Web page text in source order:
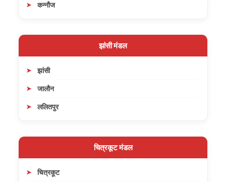
कन्नौज
झांसी मंडल
झांसी
जालौन
ललितपुर
चित्रकूट मंडल
चित्रकूट